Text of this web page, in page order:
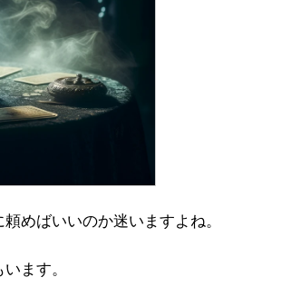
めばいいのか迷いますよね。
ます。